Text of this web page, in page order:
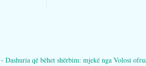
që bëhet shërbim: mjekë nga Volosi